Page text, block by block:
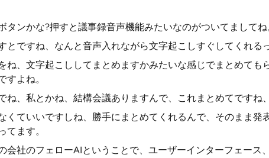
タンかな?押すと議事録音声機能みたいなのがついてましてね
とですね、なんと音声入れながら文字起こしすぐしてくれる
ね、文字起こししてまとめますかみたいな感じでまとめても
すよね。
ね、私とかね、結構会議ありますんで、これまとめてですね
くていいですしね、勝手にまとめてくれるんで、そのまま発
てます。
会社のフェローAIということで、ユーザーインターフェース